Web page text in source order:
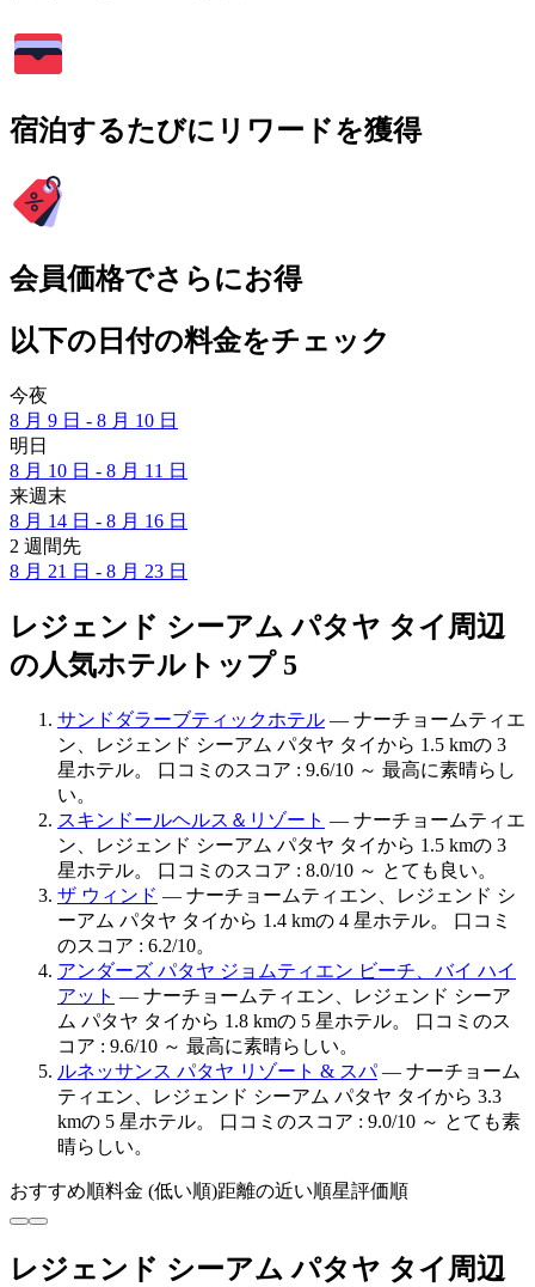
宿泊するたびにリワードを獲得
会員価格でさらにお得
以下の日付の料金をチェック
今夜
8 月 9 日 - 8 月 10 日
明日
8 月 10 日 - 8 月 11 日
来週末
8 月 14 日 - 8 月 16 日
2 週間先
8 月 21 日 - 8 月 23 日
レジェンド シーアム パタヤ タイ周辺
の人気ホテルトップ 5
サンドダラーブティックホテル — ナーチョームティエ
ン、レジェンド シーアム パタヤ タイから 1.5 kmの 3
星ホテル。 口コミのスコア : 9.6/10 ～ 最高に素晴らし
い。
スキンドールヘルス＆リゾート — ナーチョームティエ
ン、レジェンド シーアム パタヤ タイから 1.5 kmの 3
星ホテル。 口コミのスコア : 8.0/10 ～ とても良い。
ザ ウィンド — ナーチョームティエン、レジェンド シ
ーアム パタヤ タイから 1.4 kmの 4 星ホテル。 口コミ
のスコア : 6.2/10。
アンダーズ パタヤ ジョムティエン ビーチ、バイ ハイ
アット — ナーチョームティエン、レジェンド シーア
ム パタヤ タイから 1.8 kmの 5 星ホテル。 口コミのス
コア : 9.6/10 ～ 最高に素晴らしい。
ルネッサンス パタヤ リゾート & スパ— ナーチョーム
ティエン、レジェンド シーアム パタヤ タイから 3.3
kmの 5 星ホテル。 口コミのスコア : 9.0/10 ～ とても素
晴らしい。
おすすめ順料金 (低い順)距離の近い順星評価順
レジェンド シーアム パタヤ タイ周辺